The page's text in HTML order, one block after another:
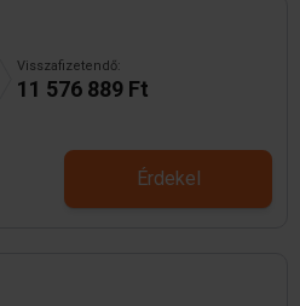
Visszafizetendő:
11 576 889 Ft
Érdekel